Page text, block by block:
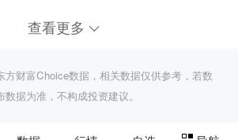
查看更多
方财富Choice数据，相关数据仅供参考，若数
据为准，不构成投资建议。